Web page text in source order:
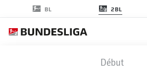
BL 2BL
Début
STP- FCK